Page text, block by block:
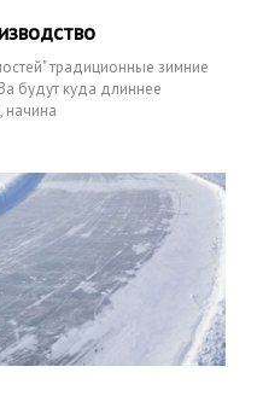
традиционные зимние
будут куда длиннее
начина